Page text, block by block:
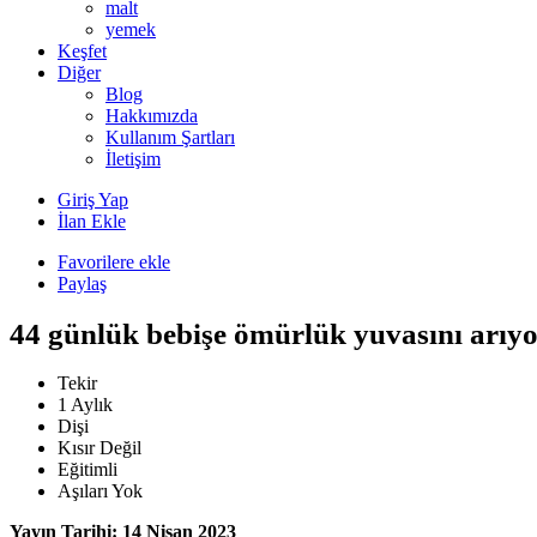
malt
yemek
Keşfet
Diğer
Blog
Hakkımızda
Kullanım Şartları
İletişim
Giriş Yap
İlan Ekle
Favorilere ekle
Paylaş
44 günlük bebişe ömürlük yuvasını
Tekir
1 Aylık
Dişi
Kısır Değil
Eğitimli
Aşıları Yok
Yayın Tarihi: 14 Nisan 2023